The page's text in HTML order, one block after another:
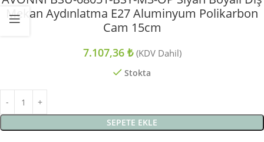
Mekan Aydınlatma E27 Aluminyum Polikarbon
Cam 15cm
7.107,36 ₺ (KDV Dahil)
Stokta
SEPETE EKLE